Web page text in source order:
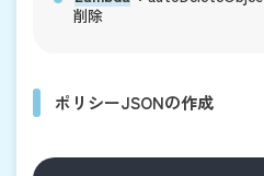
削除
ポリシーJSONの作成